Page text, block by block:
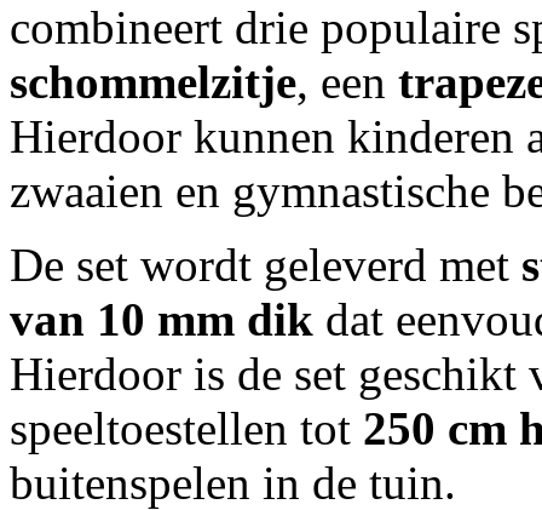
combineert drie populaire
schommelzitje, een
Hierdoor kunnen kinderen
zwaaien en gymnastische
De set wordt geleverd met
van 10 mm dik dat
Hierdoor is de set geschikt
speeltoestellen tot 250 cm
buitenspelen in de tuin.